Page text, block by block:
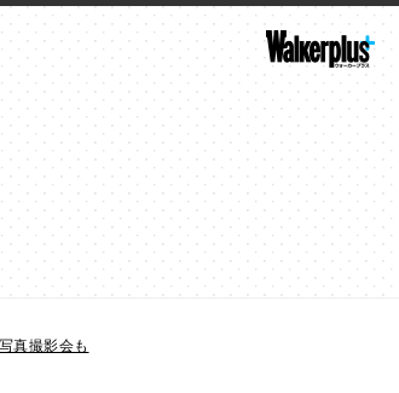
真撮影会も